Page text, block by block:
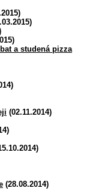
a studená pizza
(02.11.2014)
(28.08.2014)